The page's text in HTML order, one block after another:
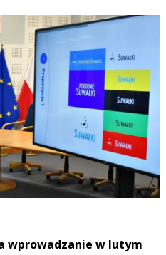
wprowadzanie w lutym